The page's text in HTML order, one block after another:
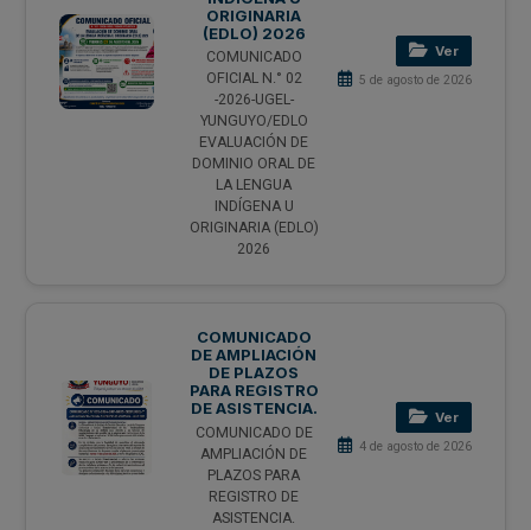
ORIGINARIA
(EDLO) 2026
COMUNICADO
OFICIAL N.° 02
-2026-UGEL-
YUNGUYO/EDLO
EVALUACIÓN DE
DOMINIO ORAL DE
LA LENGUA
INDÍGENA U
ORIGINARIA (EDLO)
2026
Ver
5 de agosto de 2026
COMUNICADO
DE AMPLIACIÓN
DE PLAZOS
PARA REGISTRO
DE ASISTENCIA.
COMUNICADO DE
AMPLIACIÓN DE
PLAZOS PARA
REGISTRO DE
ASISTENCIA.
Ver
4 de agosto de 2026